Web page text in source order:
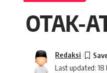
OTAK-
Last updated: 18
Redaksi